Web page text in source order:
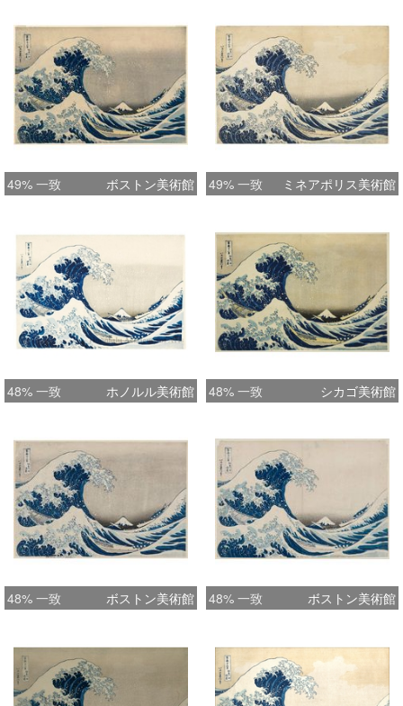
49% 一致 ボストン美術館 49% 一致 ミネアポリス美術館
48% 一致 ホノルル美術館 48% 一致 シカゴ美術館
48% 一致 ボストン美術館 48% 一致 ボストン美術館